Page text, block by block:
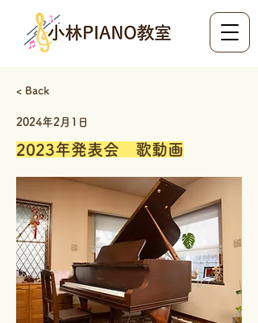
< Back
2024年2月1日
2023年発表会 歌動画